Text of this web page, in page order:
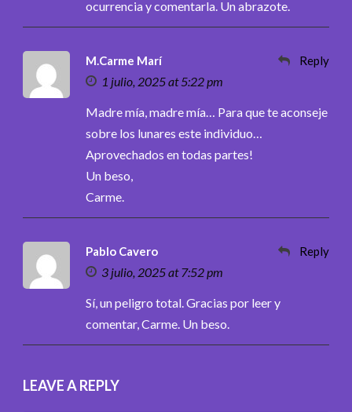
ocurrencia y comentarla. Un abrazote.
M.Carme Marí
1 julio, 2025 at 5:22 pm
Reply
Madre mía, madre mía… Para que te aconseje
sobre los lunares este individuo…
Aprovechados en todas partes!
Un beso,
Carme.
Pablo Cavero
3 julio, 2025 at 7:52 pm
Reply
Sí, un peligro total. Gracias por leer y
comentar, Carme. Un beso.
LEAVE A REPLY